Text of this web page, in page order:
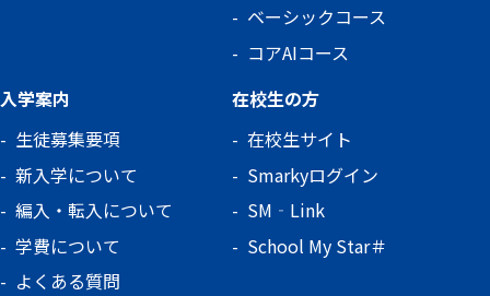
ベーシックコース
コアAIコース
入学案内
生徒募集要項
新入学について
編入・転入について
学費について
よくある質問
在校生の方
在校生サイト
Smarkyログイン
SM‐Link
School My Star＃